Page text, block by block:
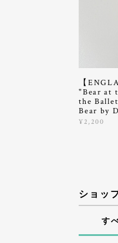
【
"Bear at
the
Bear by
¥2,200
ショッ
す